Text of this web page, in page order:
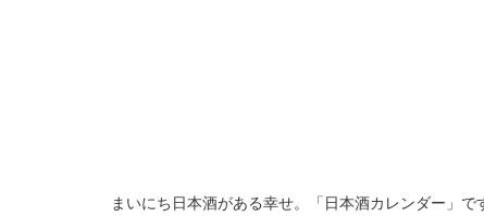
まいにち日本酒がある幸せ。「日本酒カレンダー」で